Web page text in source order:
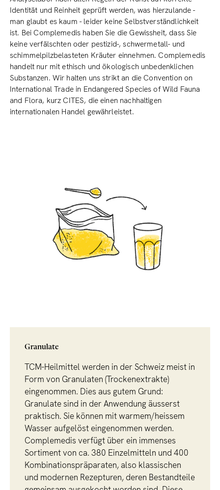
Identität und Reinheit geprüft werden, was hierzulande -
man glaubt es kaum - leider keine Selbstverständlichkeit
ist. Bei Complemedis haben Sie die Gewissheit, dass Sie
keine verfälschten oder pestizid-, schwermetall- und
schimmelpilzbelasteten Kräuter einnehmen. Complemedis
handelt nur mit ethisch und ökologisch unbedenklichen
Substanzen. Wir halten uns strikt an die Convention on
International Trade in Endangered Species of Wild Fauna
and Flora, kurz CITES, die einen nachhaltigen
internationalen Handel gewährleistet.
Granulate
TCM-Heilmittel werden in der Schweiz meist in
Form von Granulaten (Trockenextrakte)
eingenommen. Dies aus gutem Grund:
Granulate sind in der Anwendung äusserst
praktisch. Sie können mit warmem/heissem
Wasser aufgelöst eingenommen werden.
Complemedis verfügt über ein immenses
Sortiment von ca. 380 Einzelmitteln und 400
Kombinationspräparaten, also klassischen
und modernen Rezepturen, deren Bestandteile